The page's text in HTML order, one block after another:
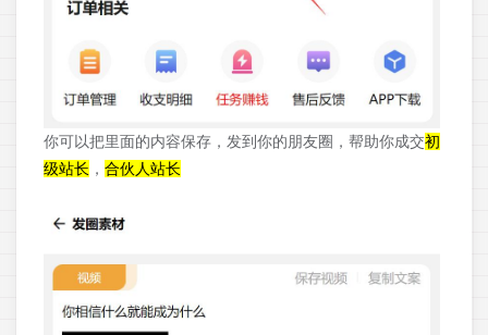
你可以把里面的内容保存，发到你的朋友圈，帮助你成交初
级站长 ， 合伙人站长